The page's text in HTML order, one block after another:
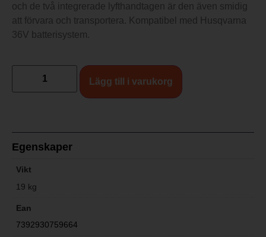
och de två integrerade lyfthandtagen är den även smidig
att förvara och transportera. Kompatibel med Husqvarna
36V batterisystem.
Lägg till i varukorg
Egenskaper
Vikt
19 kg
Ean
7392930759664